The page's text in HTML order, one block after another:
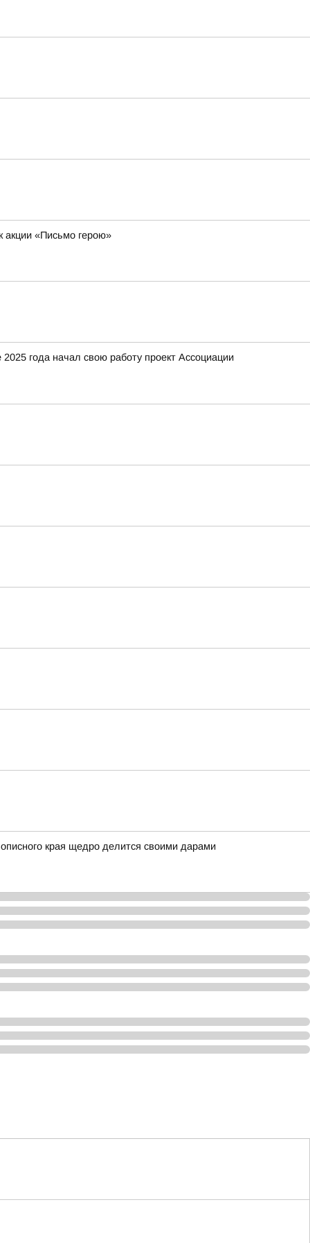
акции «Письмо герою»
года начал свою работу проект Ассоциации
края щедро делится своими дарами